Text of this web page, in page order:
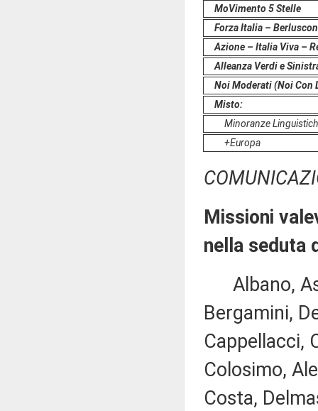
MoVimento 5 Stelle
Forza Italia –
Azione – Italia Viva –
Alleanza Verdi e
Noi Moderati (Noi Con
Misto:
Minoranze
+Europa
Missioni
nella seduta
Albano,
Bergamini,
Cappellacci,
Colosimo,
Costa,